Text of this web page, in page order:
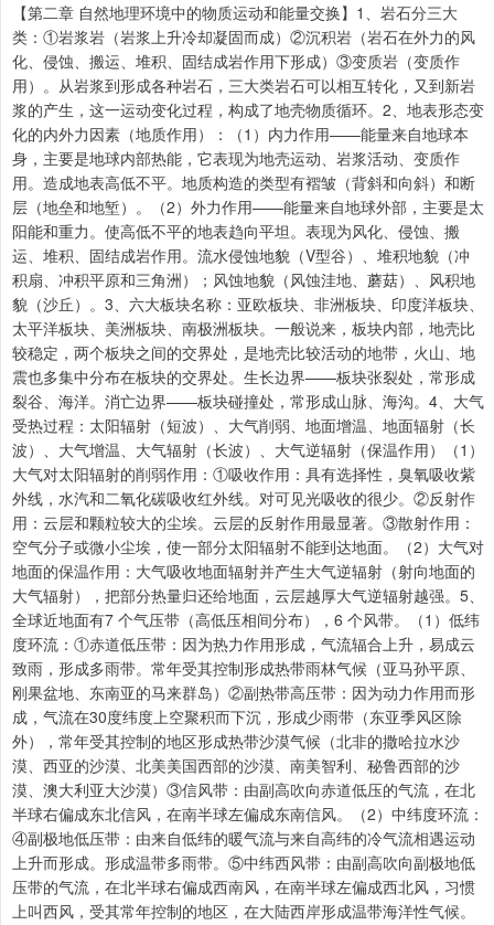
【第二章 自然地理环境中的物质运动和能量交换】1、岩石分三大
类：①岩浆岩（岩浆上升冷却凝固而成）②沉积岩（岩石在外力的风
化、侵蚀、搬运、堆积、固结成岩作用下形成）③变质岩（变质作
用）。从岩浆到形成各种岩石，三大类岩石可以相互转化，又到新岩
浆的产生，这一运动变化过程，构成了地壳物质循环。2、地表形态变
化的内外力因素（地质作用）：（1）内力作用——能量来自地球本
身，主要是地球内部热能，它表现为地壳运动、岩浆活动、变质作
用。造成地表高低不平。地质构造的类型有褶皱（背斜和向斜）和断
层（地垒和地堑）。（2）外力作用——能量来自地球外部，主要是太
阳能和重力。使高低不平的地表趋向平坦。表现为风化、侵蚀、搬
运、堆积、固结成岩作用。流水侵蚀地貌（V型谷）、堆积地貌（冲
积扇、冲积平原和三角洲）；风蚀地貌（风蚀洼地、蘑菇）、风积地
貌（沙丘）。3、六大板块名称：亚欧板块、非洲板块、印度洋板块、
太平洋板块、美洲板块、南极洲板块。一般说来，板块内部，地壳比
较稳定，两个板块之间的交界处，是地壳比较活动的地带，火山、地
震也多集中分布在板块的交界处。生长边界——板块张裂处，常形成
裂谷、海洋。消亡边界——板块碰撞处，常形成山脉、海沟。4、大气
受热过程：太阳辐射（短波）、大气削弱、地面增温、地面辐射（长
波）、大气增温、大气辐射（长波）、大气逆辐射（保温作用）（1）
大气对太阳辐射的削弱作用：①吸收作用：具有选择性，臭氧吸收紫
外线，水汽和二氧化碳吸收红外线。对可见光吸收的很少。②反射作
用：云层和颗粒较大的尘埃。云层的反射作用最显著。③散射作用：
空气分子或微小尘埃，使一部分太阳辐射不能到达地面。（2）大气对
地面的保温作用：大气吸收地面辐射并产生大气逆辐射（射向地面的
大气辐射），把部分热量归还给地面，云层越厚大气逆辐射越强。5、
全球近地面有7 个气压带（高低压相间分布），6 个风带。（1）低纬
度环流：①赤道低压带：因为热力作用形成，气流辐合上升，易成云
致雨，形成多雨带。常年受其控制形成热带雨林气候（亚马孙平原、
刚果盆地、东南亚的马来群岛）②副热带高压带：因为动力作用而形
成，气流在30度纬度上空聚积而下沉，形成少雨带（东亚季风区除
外），常年受其控制的地区形成热带沙漠气候（北非的撒哈拉水沙
漠、西亚的沙漠、北美美国西部的沙漠、南美智利、秘鲁西部的沙
漠、澳大利亚大沙漠）③信风带：由副高吹向赤道低压的气流，在北
半球右偏成东北信风，在南半球左偏成东南信风。（2）中纬度环流：
④副极地低压带：由来自低纬的暖气流与来自高纬的冷气流相遇运动
上升而形成。形成温带多雨带。⑤中纬西风带：由副高吹向副极地低
压带的气流，在北半球右偏成西南风，在南半球左偏成西北风，习惯
上叫西风，受其常年控制的地区，在大陆西岸形成温带海洋性气候。